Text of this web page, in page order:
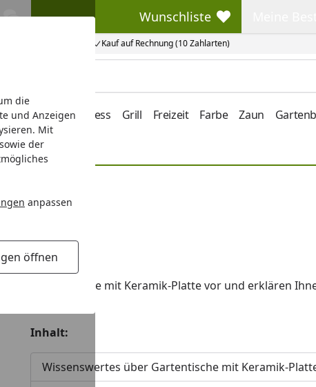
die
und Anzeigen
Mit
der
anpassen
öffnen
Kauf auf Rechnung (10 Zahlarten)
Wunschliste
Wunschliste
Vordach Wellness Grill Freizeit Farbe Zaun
um Gartentische mit Keramik-Platte vor und erklären
Inhalt:
Wissenswertes über Gartentische mit Keramik-